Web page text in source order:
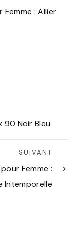
Femme : Allier
90 Noir Bleu
SUIVANT
Femme :
Intemporelle